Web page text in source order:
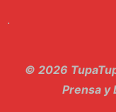
.
© 2026
Prensa y